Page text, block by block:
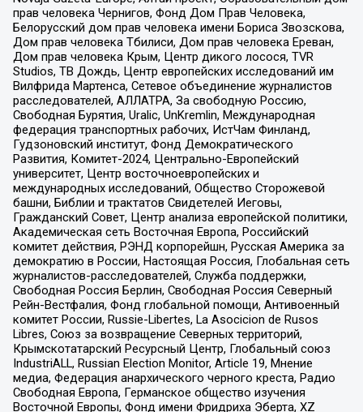
прав человека Чернигов, Фонд Дом Прав Человека,
Белорусский дом прав человека имени Бориса Звозскова,
Дом прав человека Тбилиси, Дом прав человека Ереван,
Дом прав человека Крым, Центр дикого лосося, TVR
Studios, ТВ Дождь, Центр европейских исследований им
Вилфрида Мартенса, Сетевое объединение журналистов
расследователей, АЛЛАТРА, За свободную Россию,
Свободная Бурятия, Uralic, UnKremlin, Международная
федерация транспортных рабочих, ИстЧам Финланд,
Гудзоновский институт, Фонд Демократического
Развития, Комитет-2024, Центрально-Европейский
университет, Центр восточноевропейских и
международных исследований, Общество Сторожевой
башни, Библии и трактатов Свидетелей Иеговы,
Гражданский Совет, Центр анализа европейской политики,
Академическая сеть Восточная Европа, Российский
комитет действия, РЭНД корпорейшн, Русская Америка за
демократию в России, Настоящая Россия, Глобальная сеть
журналистов-расследователей, Служба поддержки,
Свободная Россия Берлин, Свободная Россия Северный
Рейн-Вестфалия, Фонд глобальной помощи, Антивоенный
комитет России, Russie-Libertes, La Asocicion de Rusos
Libres, Союз за возвращение Северных территорий,
Крымскотатарский Ресурсный Центр, Глобальный союз
IndustriALL, Russian Election Monitor, Article 19, Мнение
медиа, Федерация анархического черного креста, Радио
Свободная Европа, Германское общество изучения
Восточной Европы, Фонд имени Фридриха Эберта, XZ